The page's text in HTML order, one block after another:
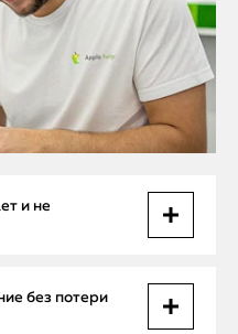
и не
системной платы
без потери